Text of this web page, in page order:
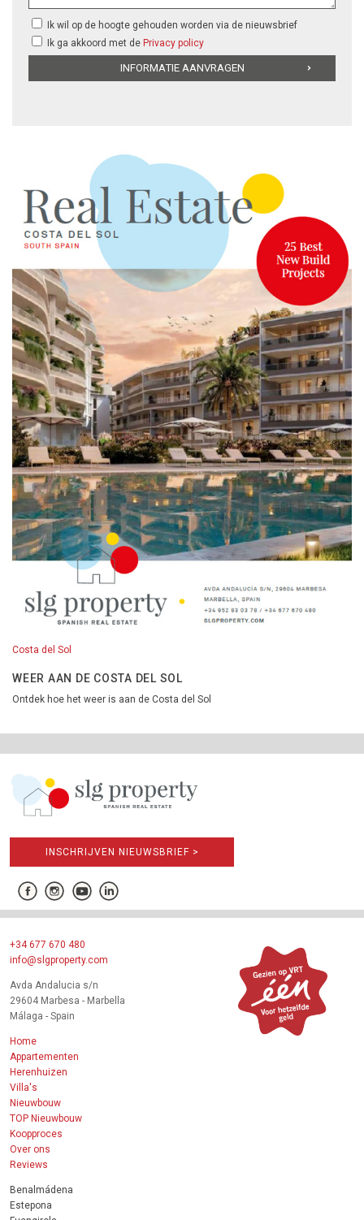
Ik wil op de hoogte gehouden worden via de nieuwsbrief
Ik ga akkoord met de Privacy policy
Costa del Sol
WEER AAN DE COSTA DEL SOL
Ontdek hoe het weer is aan de Costa del Sol
INSCHRIJVEN NIEUWSBRIEF >
+34 677 670 480
info@slgproperty.com
Avda Andalucia s/n
29604 Marbesa - Marbella
Málaga - Spain
Home
Appartementen
Herenhuizen
Villa's
Nieuwbouw
TOP Nieuwbouw
Koopproces
Over ons
Reviews
Benalmádena
Estepona